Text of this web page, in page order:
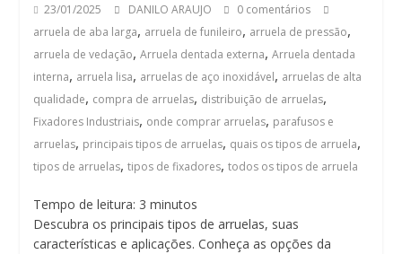
23/01/2025 DANILO ARAUJO
0 comentários
arruela de aba larga, arruela de funileiro, arruela de pressão,
arruela de vedação,Arruela dentada externa,Arruela dentada
interna, arruela lisa, arruelas de aço inoxidável, arruelas de alta
qualidade, compra de arruelas, distribuição de arruelas,
Fixadores Industriais, onde comprar arruelas, parafusos e
arruelas, principais tipos de arruelas, quais os tipos de arruela,
tipos de arruelas,tipos de fixadores,todos os tipos de arruela
Tempo de leitura: 3 minutos
Descubra os principais tipos de arruelas, suas
características e aplicações. Conheça as opções da